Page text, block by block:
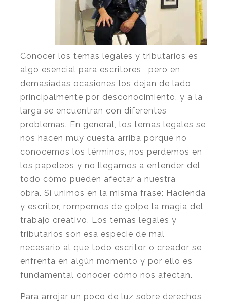
Conocer los temas legales y tributarios es
algo esencial para escritores, pero en
demasiadas ocasiones los dejan de lado,
principalmente por desconocimiento, y a la
larga se encuentran con diferentes
problemas. En general, los temas legales se
nos hacen muy cuesta arriba porque no
conocemos los términos, nos perdemos en
los papeleos y no llegamos a entender del
todo cómo pueden afectar a nuestra
obra. Si unimos en la misma frase: Hacienda
y escritor, rompemos de golpe la magia del
trabajo creativo. Los temas legales y
tributarios son esa especie de mal
necesario al que todo escritor o creador se
enfrenta en algún momento y por ello es
fundamental conocer cómo nos afectan.
Para arrojar un poco de luz sobre derechos